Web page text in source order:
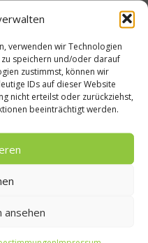
verwenden wir Technologien
speichern und/oder darauf
zustimmst, können wir
IDs auf dieser Website
nicht erteilst oder zurückziehst,
beeinträchtigt werden.
ansehen